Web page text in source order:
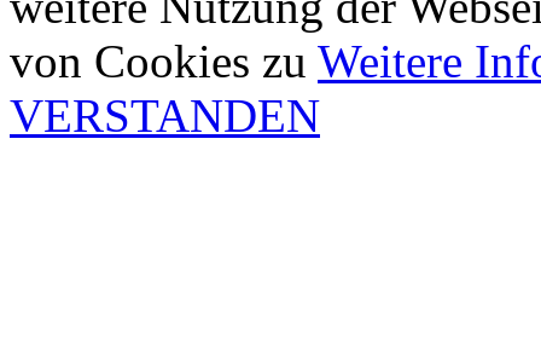
von Cookies zu Weitere
VERSTANDEN